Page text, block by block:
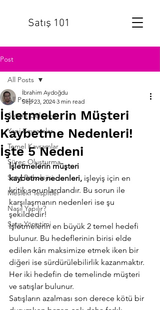
Satış 101
Post
All Posts
Satışın Geleceği
Yeni Kavramlar
Temel Kavramlar
Süreç Oluşturma
Satış Psikolojisi
Mesleki Tespitler
Nasıl Yapılır?
Satış Yönetimi
All Posts
İşletmelerin Müşteri
Kaybetme Nedenleri!
İşte 5 Nedeni
İbrahim Aydoğdu
Sep 23, 2024 3 min read
İşletmelerin müşteri
kaybetme nedenleri, işleyiş için en
kritik sorunlardandır. Bu sorun ile
karşılaşmanın nedenleri ise şu
şekildedir!
İşletmelerin en büyük 2 temel hedefi
bulunur. Bu hedeflerinin birisi elde
edilen kârı maksimize etmek iken bir
diğeri ise sürdürülebilirlik kazanmaktır.
Her iki hedefin de temelinde müşteri
ve satışlar bulunur.
Satışların azalması son derece kötü bir